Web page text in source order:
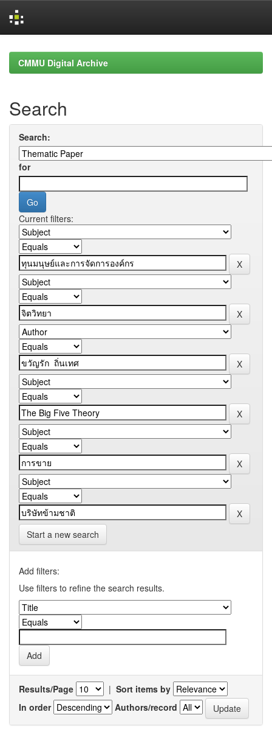
navigationCMMU Digital Archive
Search
Search:
for
Current filters:
Start a new search
Add filters:
Use filters to refine the search results.
Results/Page | Sort items by
In order
Authors/record